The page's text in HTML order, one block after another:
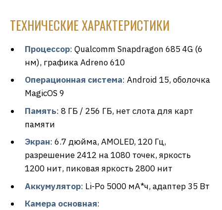
ТЕХНИЧЕСКИЕ ХАРАКТЕРИСТИКИ
Процессор: Qualcomm Snapdragon 685 4G (6
нм), графика Adreno 610
Операционная система: Android 15, оболочка
MagicOS 9
Память: 8 ГБ / 256 ГБ, нет слота для карт
памяти
Экран: 6.7 дюйма, AMOLED, 120 Гц,
разрешение 2412 на 1080 точек, яркость
1200 нит, пиковая яркость 2800 нит
Аккумулятор: Li-Po 5000 мА*ч, адаптер 35 Вт
Камера основная: